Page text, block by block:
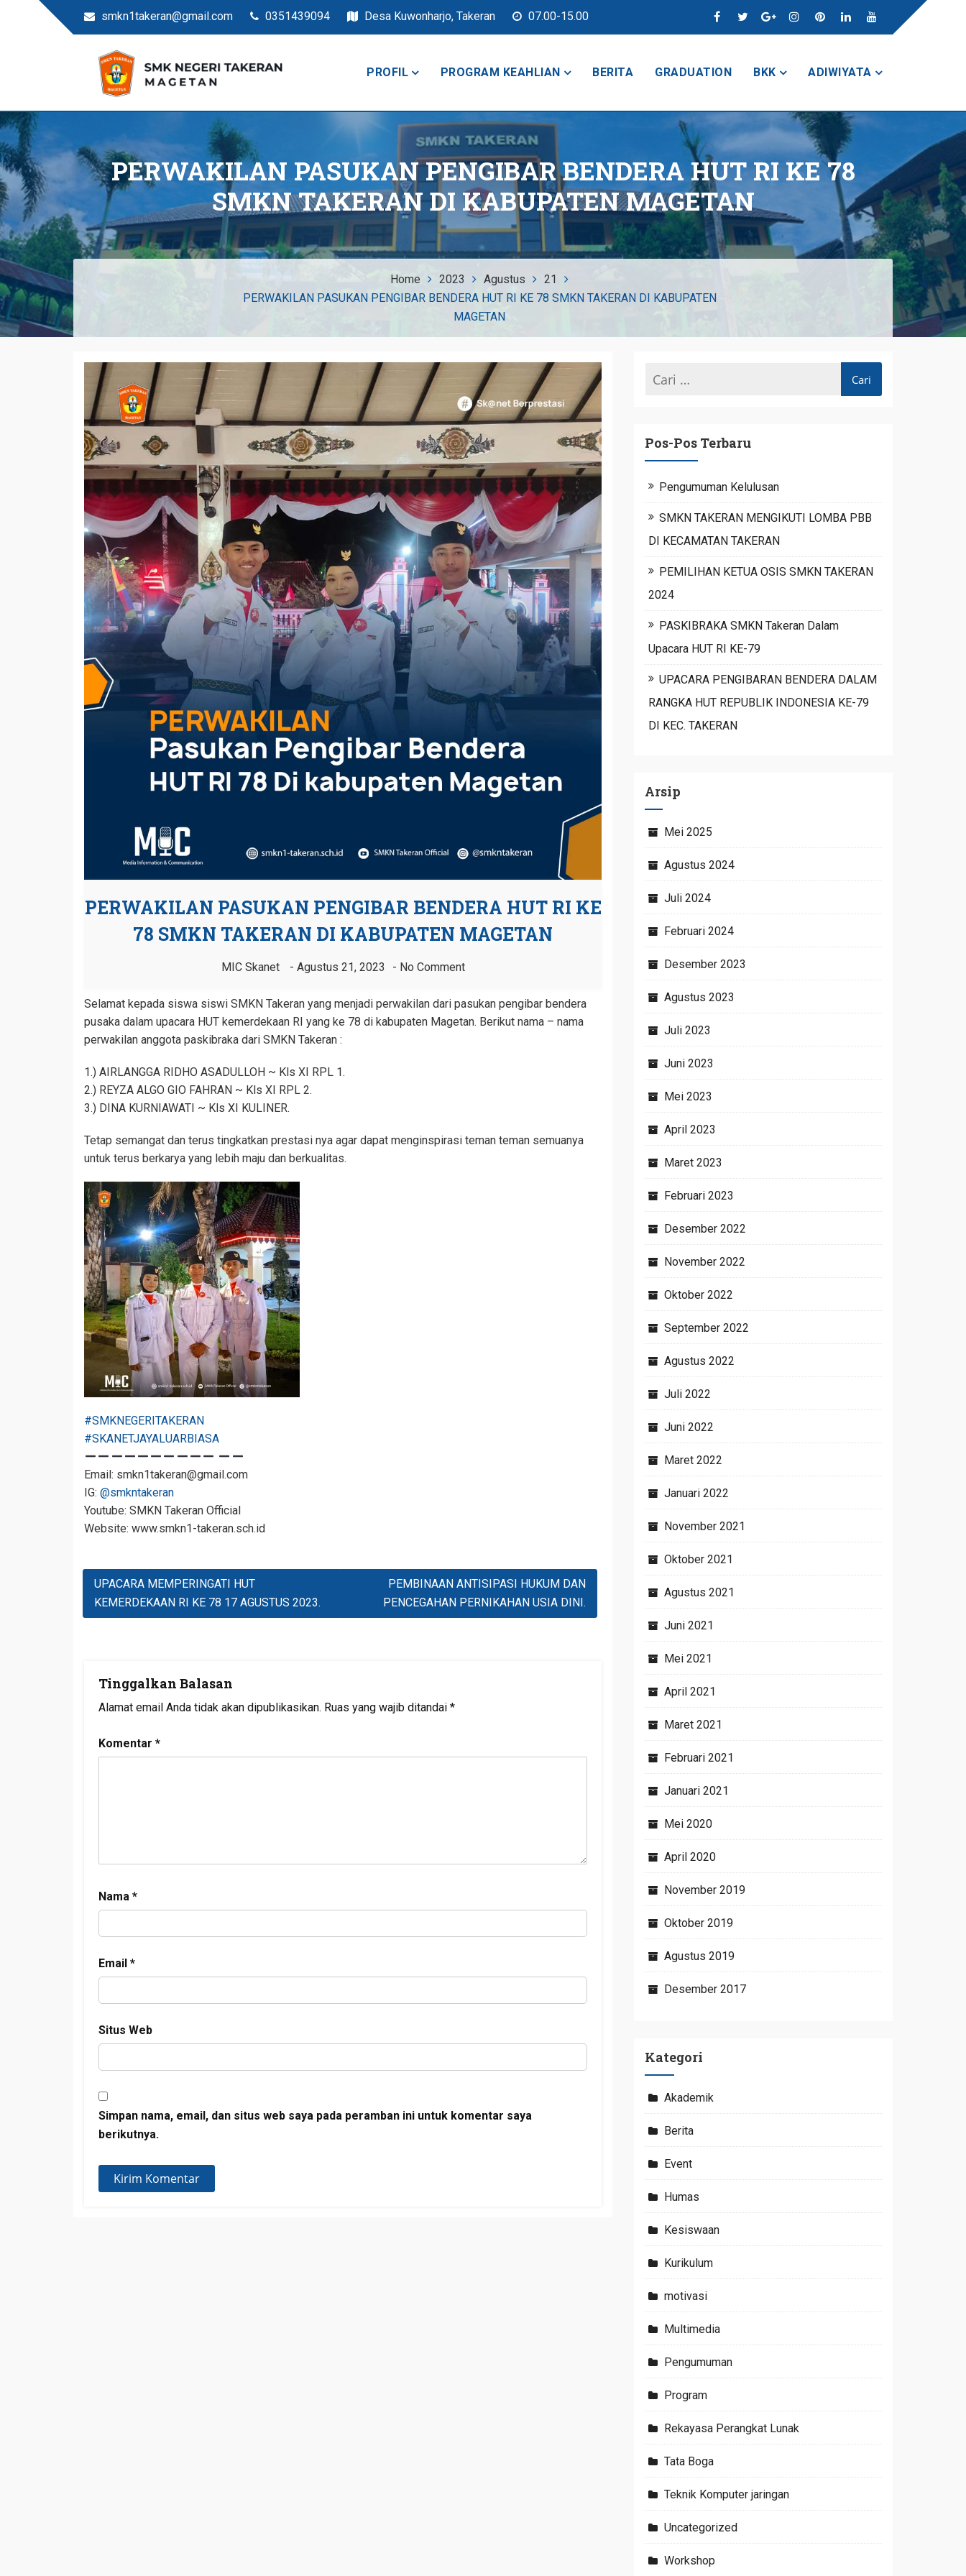
smkn1takeran@gmail.com 0351439094 Desa Kuwonharjo, Takeran 07.00-15.00
Situs Resmi SMKN Takeran
PROFIL PROGRAM KEAHLIAN BERITA GRADUATION BKK ADIWIYATA
PERWAKILAN PASUKAN PENGIBAR BENDERA HUT RI KE 78
SMKN TAKERAN DI KABUPATEN MAGETAN
Home 2023 Agustus
21
PERWAKILAN PASUKAN PENGIBAR BENDERA HUT RI KE 78 SMKN TAKERAN DI KABUPATEN
MAGETAN
PERWAKILAN PASUKAN PENGIBAR BENDERA HUT RI KE
78 SMKN TAKERAN DI KABUPATEN MAGETAN
MIC Skanet Agustus 21, 2023 No Comment
Selamat kepada siswa siswi SMKN Takeran yang menjadi perwakilan dari pasukan pengibar bendera
pusaka dalam upacara HUT kemerdekaan RI yang ke 78 di kabupaten Magetan. Berikut nama – nama
perwakilan anggota paskibraka dari SMKN Takeran :
1.) AIRLANGGA RIDHO ASADULLOH ~ Kls XI RPL 1.
2.) REYZA ALGO GIO FAHRAN ~ Kls XI RPL 2.
3.) DINA KURNIAWATI ~ Kls XI KULINER.
Tetap semangat dan terus tingkatkan prestasi nya agar dapat menginspirasi teman teman semuanya
untuk terus berkarya yang lebih maju dan berkualitas.
#SMKNEGERITAKERAN
#SKANETJAYALUARBIASA
Email: smkn1takeran@gmail.com
IG: @smkntakeran
Youtube: SMKN Takeran Official
Website: www.smkn1-takeran.sch.id
Navigasi
Pos
UPACARA MEMPERINGATI HUT
KEMERDEKAAN RI KE 78 17 AGUSTUS 2023.
PEMBINAAN ANTISIPASI HUKUM DAN
PENCEGAHAN PERNIKAHAN USIA DINI.
Tinggalkan Balasan
Alamat email Anda tidak akan dipublikasikan. Ruas yang wajib ditandai *
Komentar *
Nama *
Email *
Situs Web
Simpan nama, email, dan situs web saya pada peramban ini untuk komentar saya
berikutnya.
Pos-Pos Terbaru
Pengumuman Kelulusan
SMKN TAKERAN MENGIKUTI LOMBA PBB
DI KECAMATAN TAKERAN
PEMILIHAN KETUA OSIS SMKN TAKERAN
2024
PASKIBRAKA SMKN Takeran Dalam
Upacara HUT RI KE-79
UPACARA PENGIBARAN BENDERA DALAM
RANGKA HUT REPUBLIK INDONESIA KE-79
DI KEC. TAKERAN
Arsip
Mei 2025
Agustus 2024
Juli 2024
Februari 2024
Desember 2023
Agustus 2023
Juli 2023
Juni 2023
Mei 2023
April 2023
Maret 2023
Februari 2023
Desember 2022
November 2022
Oktober 2022
September 2022
Agustus 2022
Juli 2022
Juni 2022
Maret 2022
Januari 2022
November 2021
Oktober 2021
Agustus 2021
Juni 2021
Mei 2021
April 2021
Maret 2021
Februari 2021
Januari 2021
Mei 2020
April 2020
November 2019
Oktober 2019
Agustus 2019
Desember 2017
Kategori
Akademik
Berita
Event
Humas
Kesiswaan
Kurikulum
motivasi
Multimedia
Pengumuman
Program
Rekayasa Perangkat Lunak
Tata Boga
Teknik Komputer jaringan
Uncategorized
Workshop